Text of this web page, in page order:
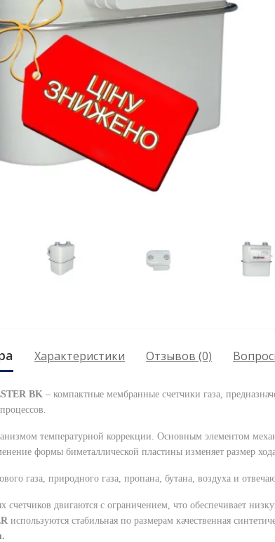
Характеристики Отзывов (0)
BK – компактные мембранные счетчики газа,
температурной коррекции. Основным элементом
формы биметаллической пластины изменяет размер
газа, природного газа, пропана, бутана, воздуха и
счетчиков двигаются с ограничением, что обеспечивает
используются стабильная по размерам качественная